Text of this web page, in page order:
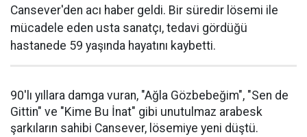
Cansever'den acı haber geldi. Bir süredir lösemi ile
mücadele eden usta sanatçı, tedavi gördüğü
hastanede 59 yaşında hayatını kaybetti.
90'lı yıllara damga vuran, "Ağla Gözbebeğim", "Sen de
Gittin" ve "Kime Bu İnat" gibi unutulmaz arabesk
şarkıların sahibi Cansever, lösemiye yeni düştü.